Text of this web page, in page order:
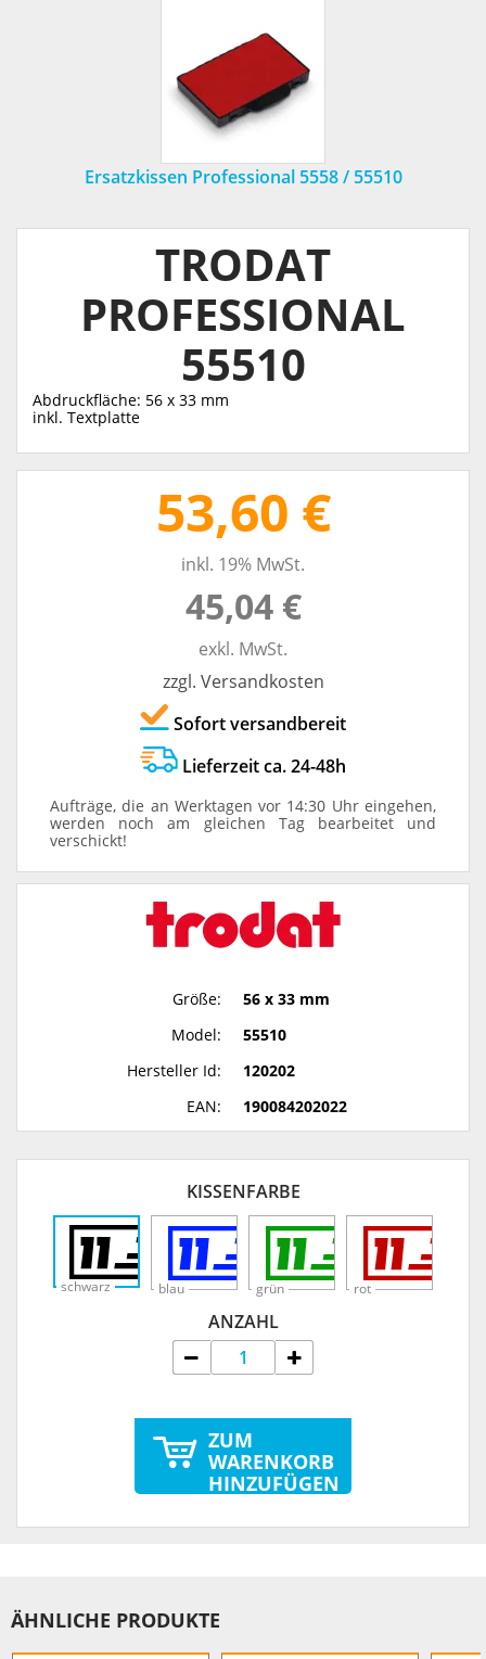
Ersatzkissen Professional 5558 / 55510
TRODAT
PROFESSIONAL
55510
Abdruckfläche: 56 x 33 mm
inkl. Textplatte
53,60 €
inkl. 19% MwSt.
45,04 €
exkl. MwSt.
zzgl. Versandkosten
Sofort versandbereit
Lieferzeit ca. 24-48h
Aufträge, die an Werktagen vor 14:30 Uhr eingehen,
werden noch am gleichen Tag bearbeitet und
verschickt!
Größe:
56 x 33 mm
Model:
55510
Hersteller Id:
120202
EAN:
190084202022
KISSENFARBE
schwarz blau grün rot
ANZAHL
ZUM
WARENKORB
HINZUFÜGEN
ÄHNLICHE PRODUKTE